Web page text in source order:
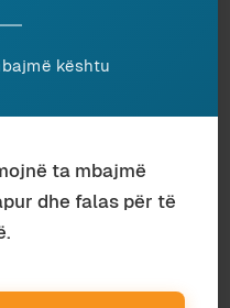
kështu
ta mbajmë
dhe falas për të